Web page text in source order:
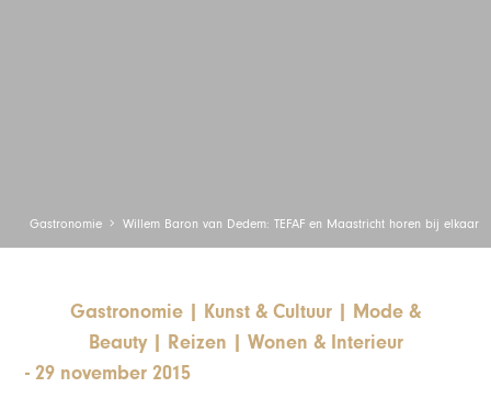
Gastronomie Willem Baron van Dedem: TEFAF en Maastricht horen bij elkaar
Gastronomie Kunst & Cultuur
Mode &
Beauty
Reizen
Wonen & Interieur
-29 november 2015